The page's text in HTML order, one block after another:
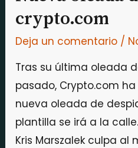
crypto.com
Deja un comentario /
Tras su última oleada
pasado, Crypto.com
nueva oleada de
plantilla se irá a la
Kris Marszalek culpa